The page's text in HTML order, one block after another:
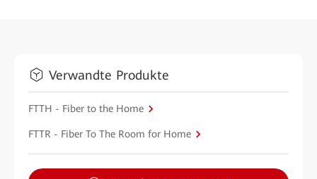
Verwandte Produkte
FTTH - Fiber to the Home
FTTR - Fiber To The Room for Home